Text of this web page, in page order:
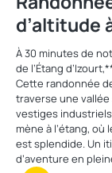
d’altitude
À 30 minutes de
de l’Étang
Cette randonnée
traverse une
vestiges
mène à l’étang,
est splendide. Un
d’aventure en